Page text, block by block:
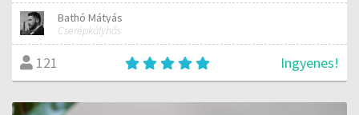
Bathó Mátyás
Cserépkályhás
121 Ingyenes!